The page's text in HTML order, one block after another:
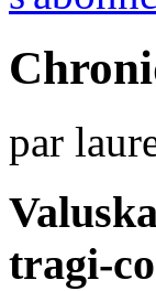
par
tragi-